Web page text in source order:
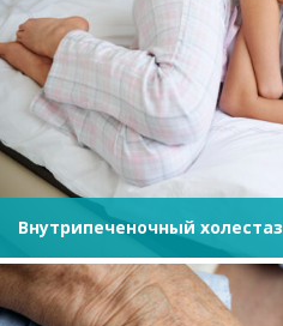
Внутрипеченочный холестаз